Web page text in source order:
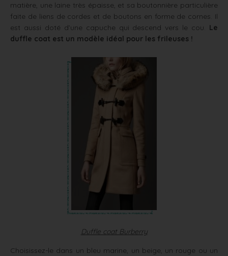
matière, une laine très épaisse, et sa boutonnière particulière
faite de liens de cordes et de boutons en forme de cornes. Il
est aussi doté d’une capuche qui descend vers le cou. Le
duffle coat est un modèle idéal pour les frileuses !
Duffle coat Burberry
Choisissez-le dans un bleu marine, un beige, un rouge ou un